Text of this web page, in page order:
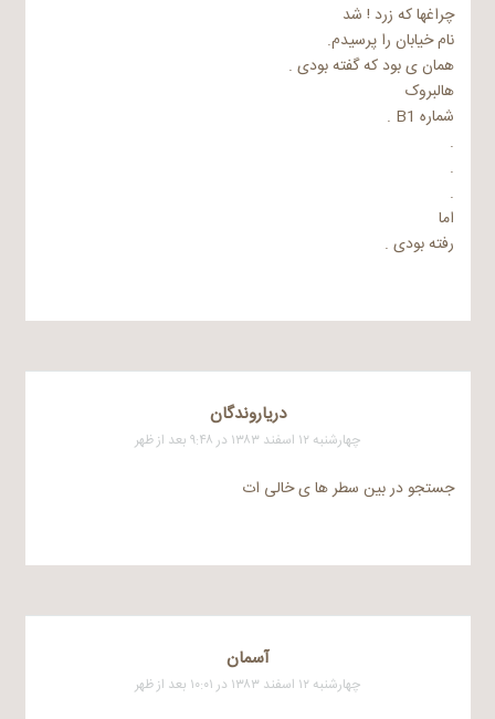
چراغها که زرد ! شد
نام خیابان را پرسیدم.
همان ی بود که گفته بودی .
هالبروک
شماره B1 .
.
.
.
اما
رفته بودی .
درياروندگان
چهارشنبه ۱۲ اسفند ۱۳۸۳ در ۹:۴۸ بعد از ظهر
جستجو در بین سطر ها ی خالی ات
آسمان
چهارشنبه ۱۲ اسفند ۱۳۸۳ در ۱۰:۰۱ بعد از ظهر